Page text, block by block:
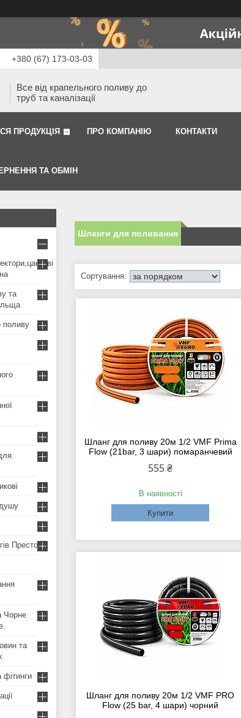
+380 (67) 173-03-03
Все від крапельного поливу до
труб та каналізації
ПРОДУКЦІЯ ПРО КОМПАНІЮ КОНТАКТИ
ТА ОБМІН
Шланги для поливання
Шланг для поливу 20м 1/2 VMF Prima
Flow (21bar, 3 шари) помаранчевий
555 ₴
В наявності
Купити
Шланг для поливу 20м 1/2 VMF PRO
Flow (25 bar, 4 шари) чорний
та
поливу
Престо
Чорне
та
фітинги